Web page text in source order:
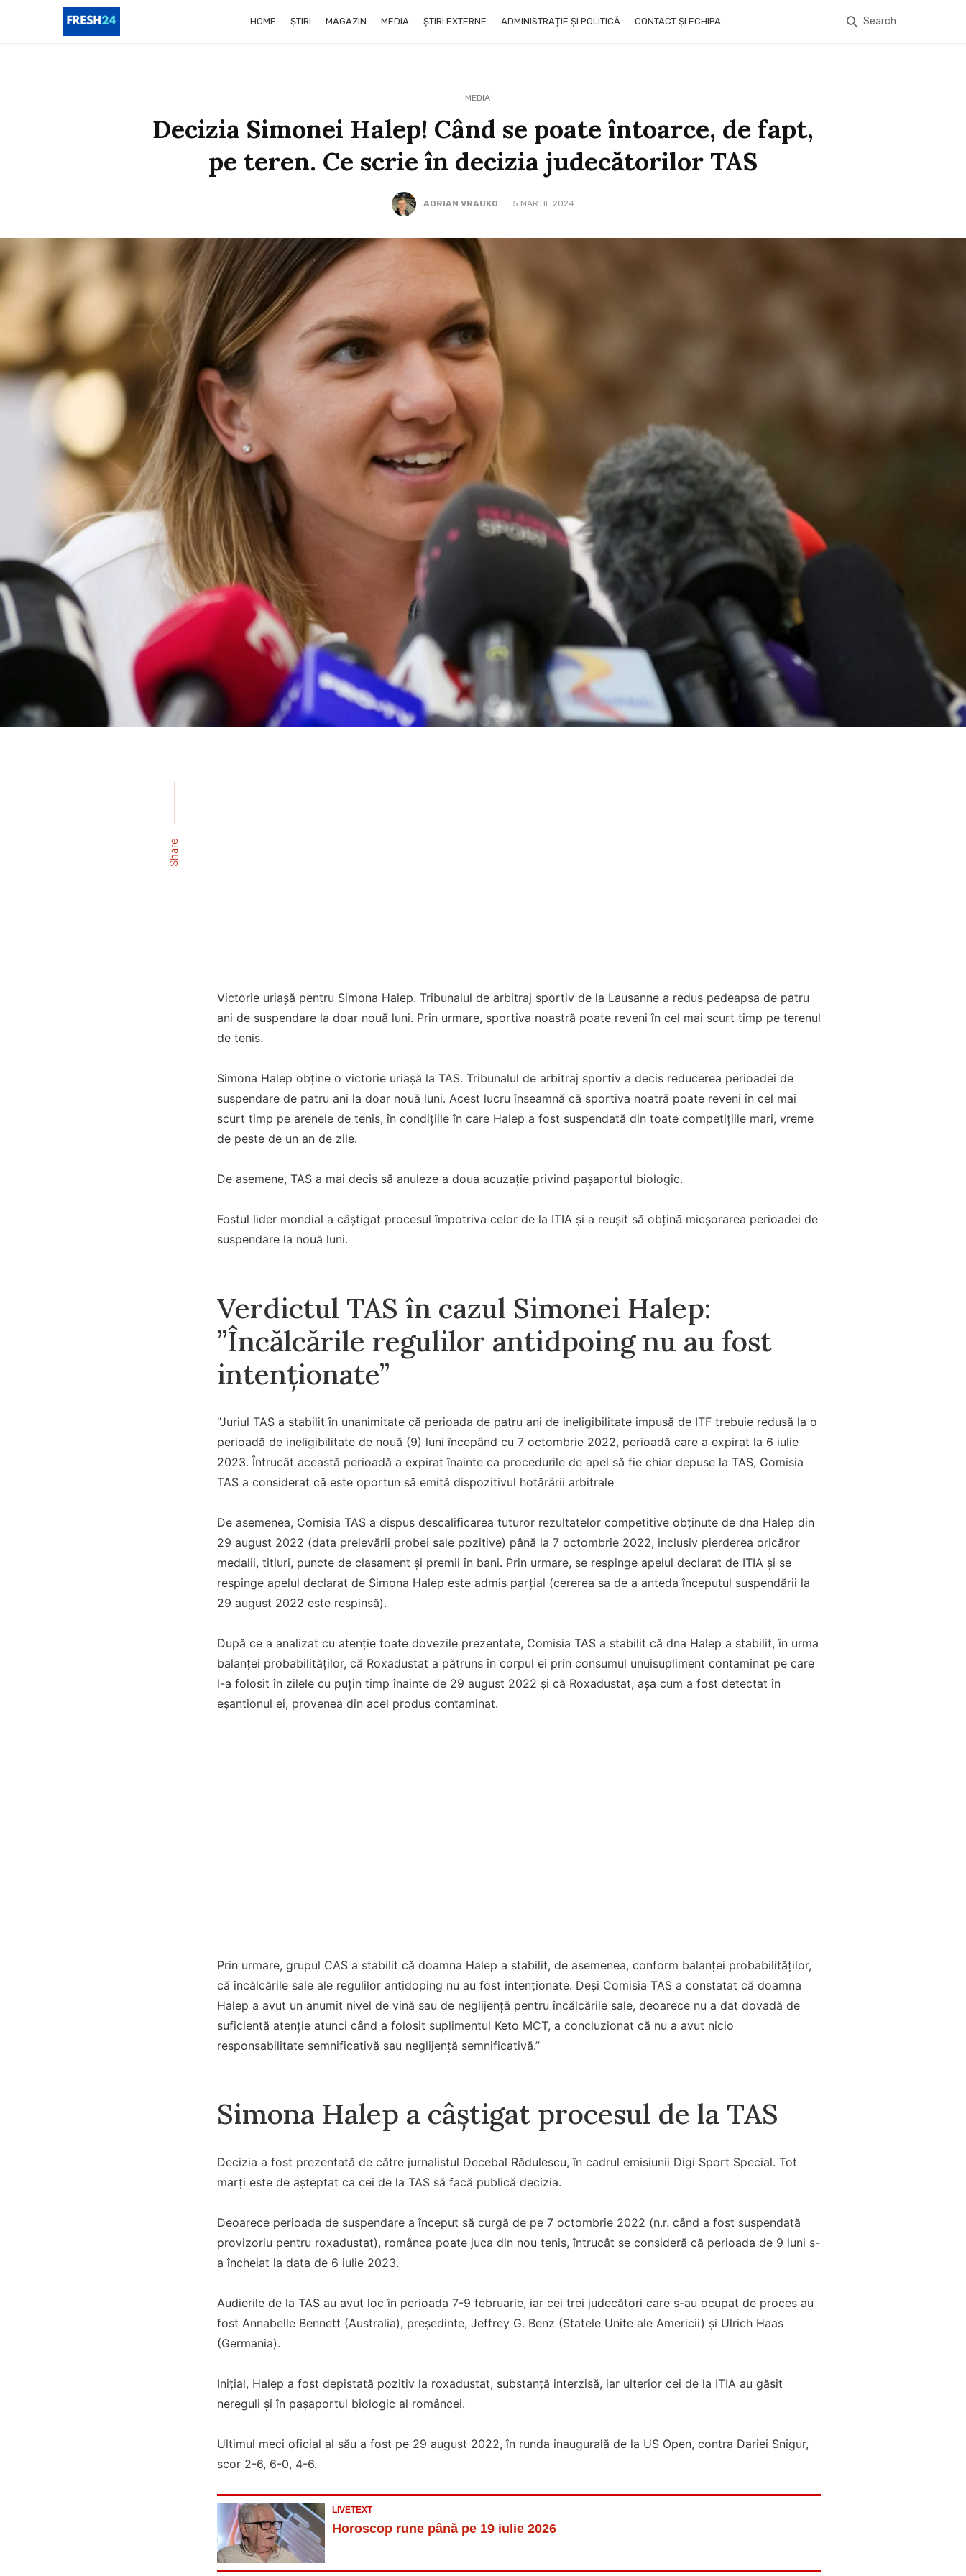
HOME ȘTIRI MAGAZIN MEDIA ȘTIRI EXTERNE ADMINISTRAȚIE ȘI POLITICĂ CONTACT ȘI ECHIPA Search
MEDIA
Decizia Simonei Halep! Când se poate întoarce, de fapt,
pe teren. Ce scrie în decizia judecătorilor TAS
ADRIAN VRAUKO 5 MARTIE 2024
Share
Victorie uriașă pentru Simona Halep. Tribunalul de arbitraj sportiv de la Lausanne a redus pedeapsa de patru
ani de suspendare la doar nouă luni. Prin urmare, sportiva noastră poate reveni în cel mai scurt timp pe terenul
de tenis.
Simona Halep obține o victorie uriașă la TAS. Tribunalul de arbitraj sportiv a decis reducerea perioadei de
suspendare de patru ani la doar nouă luni. Acest lucru înseamnă că sportiva noatră poate reveni în cel mai
scurt timp pe arenele de tenis, în condițiile în care Halep a fost suspendată din toate competițiile mari, vreme
de peste de un an de zile.
De asemene, TAS a mai decis să anuleze a doua acuzație privind pașaportul biologic.
Fostul lider mondial a câștigat procesul împotriva celor de la ITIA și a reușit să obțină micșorarea perioadei de
suspendare la nouă luni.
Verdictul TAS în cazul Simonei Halep:
”Încălcările regulilor antidpoing nu au fost
intenționate”
”Juriul TAS a stabilit în unanimitate că perioada de patru ani de ineligibilitate impusă de ITF trebuie redusă la o
perioadă de ineligibilitate de nouă (9) luni începând cu 7 octombrie 2022, perioadă care a expirat la 6 iulie
2023. Întrucât această perioadă a expirat înainte ca procedurile de apel să fie chiar depuse la TAS, Comisia
TAS a considerat că este oportun să emită dispozitivul hotărârii arbitrale
De asemenea, Comisia TAS a dispus descalificarea tuturor rezultatelor competitive obținute de dna Halep din
29 august 2022 (data prelevării probei sale pozitive) până la 7 octombrie 2022, inclusiv pierderea oricăror
medalii, titluri, puncte de clasament și premii în bani. Prin urmare, se respinge apelul declarat de ITIA și se
respinge apelul declarat de Simona Halep este admis parțial (cererea sa de a anteda începutul suspendării la
29 august 2022 este respinsă).
După ce a analizat cu atenție toate dovezile prezentate, Comisia TAS a stabilit că dna Halep a stabilit, în urma
balanței probabilităților, că Roxadustat a pătruns în corpul ei prin consumul unuisupliment contaminat pe care
l-a folosit în zilele cu puțin timp înainte de 29 august 2022 și că Roxadustat, așa cum a fost detectat în
eșantionul ei, provenea din acel produs contaminat.
Prin urmare, grupul CAS a stabilit că doamna Halep a stabilit, de asemenea, conform balanței probabilităților,
că încălcările sale ale regulilor antidoping nu au fost intenționate. Deși Comisia TAS a constatat că doamna
Halep a avut un anumit nivel de vină sau de neglijență pentru încălcările sale, deoarece nu a dat dovadă de
suficientă atenție atunci când a folosit suplimentul Keto MCT, a concluzionat că nu a avut nicio
responsabilitate semnificativă sau neglijență semnificativă.”
Simona Halep a câștigat procesul de la TAS
Decizia a fost prezentată de către jurnalistul Decebal Rădulescu, în cadrul emisiunii Digi Sport Special. Tot
marți este de așteptat ca cei de la TAS să facă publică decizia.
Deoarece perioada de suspendare a început să curgă de pe 7 octombrie 2022 (n.r. când a fost suspendată
provizoriu pentru roxadustat), românca poate juca din nou tenis, întrucât se consideră că perioada de 9 luni s-
a încheiat la data de 6 iulie 2023.
Audierile de la TAS au avut loc în perioada 7-9 februarie, iar cei trei judecători care s-au ocupat de proces au
fost Annabelle Bennett (Australia), președinte, Jeffrey G. Benz (Statele Unite ale Americii) și Ulrich Haas
(Germania).
Inițial, Halep a fost depistată pozitiv la roxadustat, substanță interzisă, iar ulterior cei de la ITIA au găsit
nereguli și în pașaportul biologic al româncei.
Ultimul meci oficial al său a fost pe 29 august 2022, în runda inaugurală de la US Open, contra Dariei Snigur,
scor 2-6, 6-0, 4-6.
LIVETEXT
Horoscop rune până pe 19 iulie 2026